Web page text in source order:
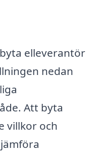
elleverantör
nedan
Att byta
villkor och